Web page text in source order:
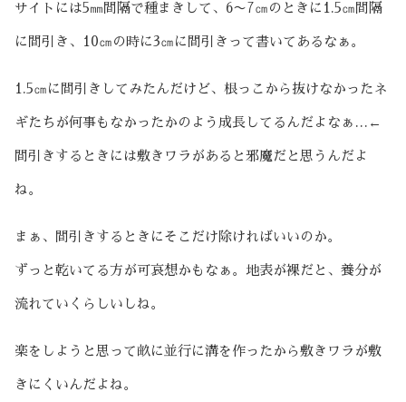
サイトには5㎜間隔で種まきして、6〜7㎝のときに1.5㎝間隔
に間引き、10㎝の時に3㎝に間引きって書いてあるなぁ。
1.5㎝に間引きしてみたんだけど、根っこから抜けなかったネ
ギたちが何事もなかったかのよう成長してるんだよなぁ…←
間引きするときには敷きワラがあると邪魔だと思うんだよ
ね。
まぁ、間引きするときにそこだけ除ければいいのか。
ずっと乾いてる方が可哀想かもなぁ。地表が裸だと、養分が
流れていくらしいしね。
楽をしようと思って畝に並行に溝を作ったから敷きワラが敷
きにくいんだよね。